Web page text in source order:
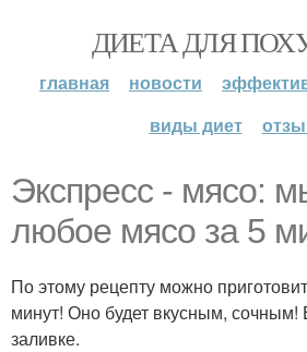
ДИЕТА ДЛЯ
главная новости
виды диет
Экспресс - мясо:
любое мясо за 5
По этому рецепту можно
минут! Оно будет вкусным, сочным!
заливке.